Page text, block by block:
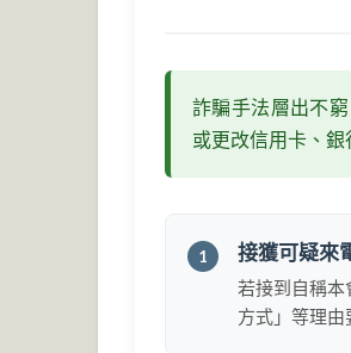
詐騙手法層出不
或更改信用卡、
1 接獲可疑來
若接到自稱
方式」等理由